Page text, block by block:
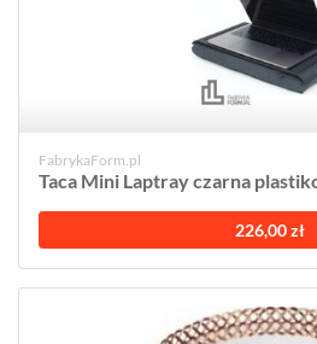
FabrykaForm.pl
Taca Mini Laptray czarna
226,00 zł